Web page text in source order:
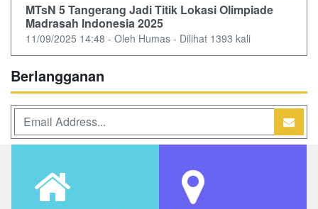
MTsN 5 Tangerang Jadi Titik Lokasi Olimpiade
Madrasah Indonesia 2025
11/09/2025 14:48 - Oleh Humas - Dilihat 1393 kali
Berlangganan